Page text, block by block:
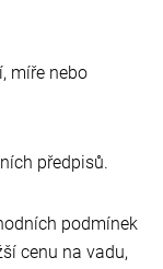
míře nebo
předpisů.
podmínek
cenu na vadu,